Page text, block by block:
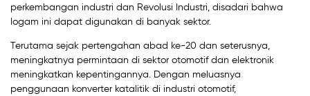
perkembangan industri dan Revolusi Industri, disadari bahwa
logam ini dapat digunakan di banyak sektor.
Terutama sejak pertengahan abad ke-20 dan seterusnya,
meningkatnya permintaan di sektor otomotif dan elektronik
meningkatkan kepentingannya. Dengan meluasnya
penggunaan konverter katalitik di industri otomotif,